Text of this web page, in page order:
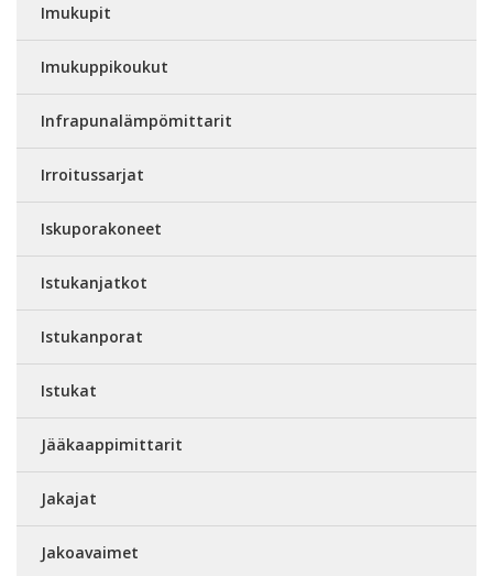
Imukupit
Imukuppikoukut
Infrapunalämpömittarit
Irroitussarjat
Iskuporakoneet
Istukanjatkot
Istukanporat
Istukat
Jääkaappimittarit
Jakajat
Jakoavaimet